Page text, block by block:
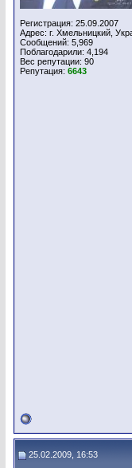
Регистрация: 25.09.2007
Адрес: г. Хмельницкий,
Сообщений: 5,969
Поблагодарили: 4,194
Вес репутации: 90
Репутация: 6643
25.02.2009, 16:53